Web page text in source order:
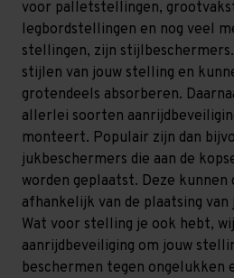
voor palletstellingen,
legbordstellingen en nog veel
stellingen, zijn
stijlen van jouw stelling en
grotendeels absorberen.
allerlei soorten
monteert. Populair zijn dan
jukbeschermers die aan de
worden geplaatst. Deze
afhankelijk van de plaatsing
Wat voor stelling je ook hebt,
aanrijdbeveiliging om jouw
beschermen tegen ongelukken